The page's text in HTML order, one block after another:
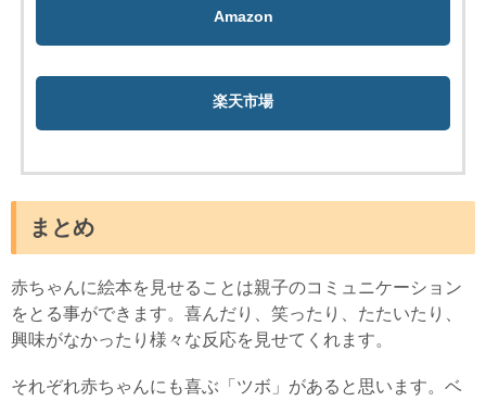
Amazon
楽天市場
まとめ
赤ちゃんに絵本を見せることは親子のコミュニケーション
をとる事ができます。喜んだり、笑ったり、たたいたり、
興味がなかったり様々な反応を見せてくれます。
それぞれ赤ちゃんにも喜ぶ「ツボ」があると思います。ベ